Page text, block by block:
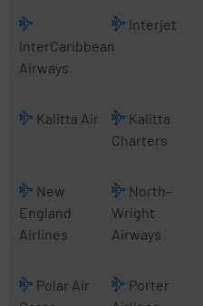
InterCaribbean
Airways
Interjet
Kalitta Air
Kalitta
Charters
New
England
Airlines
North-
Wright
Airways
Polar Air
Porter